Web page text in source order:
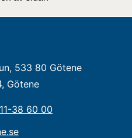
533 80 Götene
Götene
38 60 00